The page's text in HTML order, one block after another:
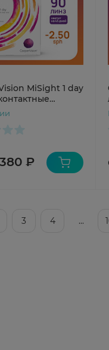
MiSight 1 day
№90 sph
₽
3 4 ...